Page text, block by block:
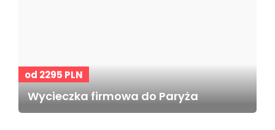
od 2295 PLN
Wycieczka firmowa do Paryża